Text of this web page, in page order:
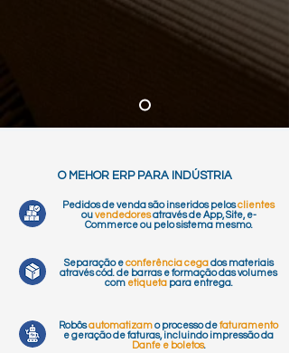
O MEHOR ERP PARA INDÚSTRIA
Pedidos de venda são inseridos pelosclientes
ouvendedoresatravés de App, Site, e-
Commerce ou pelo sistema mesmo.
Separação econferência cegados materiais
através cód. de barras e formação das volumes
com etiquetapara entrega.
Robôsautomatizamo processo defaturamento
e geração de faturas, incluindo impressão da
Danfe e boletos.